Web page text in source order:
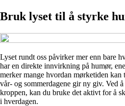
Bruk lyset til å styrke
Lyset rundt oss påvirker mer enn bare
har en direkte innvirkning på humør,
merker mange hvordan mørketiden kan
vår- og sommerdagene gir ny giv. Ved
kroppen, kan du bruke det aktivt for å
i hverdagen.